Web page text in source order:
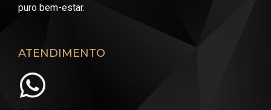
puro bem-estar.
ATENDIMENTO